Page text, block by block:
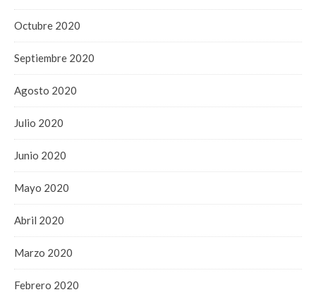
Octubre 2020
Septiembre 2020
Agosto 2020
Julio 2020
Junio 2020
Mayo 2020
Abril 2020
Marzo 2020
Febrero 2020